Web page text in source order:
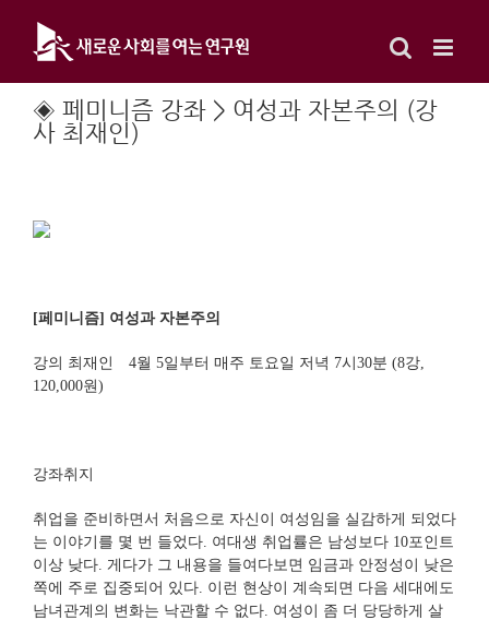
content
◈ 페미니즘 강좌 > 여성과 자본주의 (강
사 최재인)
[페미니즘] 여성과 자본주의
강의 최재인 4월 5일부터 매주 토요일 저녁 7시30분 (8강,
120,000원)
강좌취지
취업을 준비하면서 처음으로 자신이 여성임을 실감하게 되었다
는 이야기를 몇 번 들었다. 여대생 취업률은 남성보다 10포인트
이상 낮다. 게다가 그 내용을 들여다보면 임금과 안정성이 낮은
쪽에 주로 집중되어 있다. 이런 현상이 계속되면 다음 세대에도
남녀관계의 변화는 낙관할 수 없다. 여성이 좀 더 당당하게 살